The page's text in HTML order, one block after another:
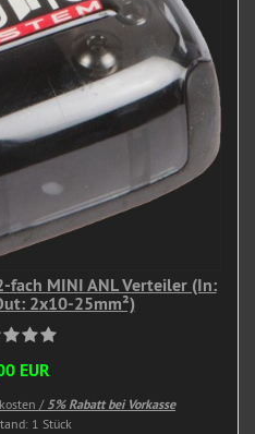
fach MINI ANL Verteiler (In:
2x10-25mm²)
EUR
/ 5% Rabatt bei Vorkasse
1 Stück